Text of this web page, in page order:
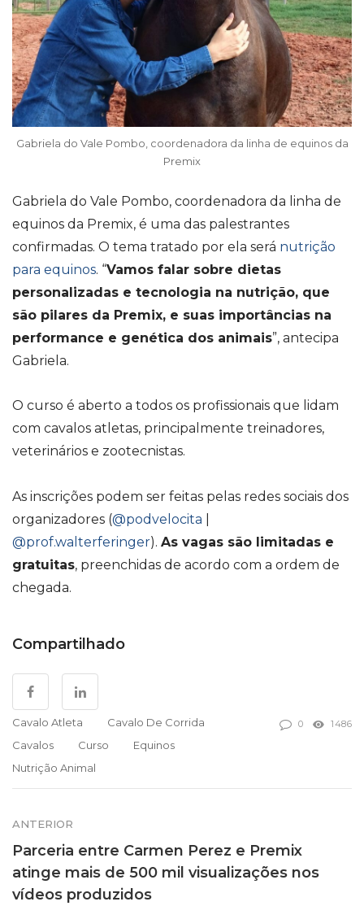
Gabriela do Vale Pombo, coordenadora da linha de equinos da
Premix
Gabriela do Vale Pombo, coordenadora da linha de
equinos da Premix, é uma das palestrantes
confirmadas. O tema tratado por ela será nutrição
para equinos. “Vamos falar sobre dietas
personalizadas e tecnologia na nutrição, que
são pilares da Premix, e suas importâncias na
performance e genética dos animais”, antecipa
Gabriela.
O curso é aberto a todos os profissionais que lidam
com cavalos atletas, principalmente treinadores,
veterinários e zootecnistas.
As inscrições podem ser feitas pelas redes sociais dos
organizadores (@podvelocita
@prof.walterferinger). As vagas são limitadas e
gratuitas, preenchidas de acordo com a ordem de
chegada.
Compartilhado
Cavalo Atleta
Cavalo De Corrida
Cavalos
Curso
Equinos
Nutrição Animal
0 1486
ANTERIOR
Parceria entre Carmen Perez e Premix
atinge mais de 500 mil visualizações nos
vídeos produzidos